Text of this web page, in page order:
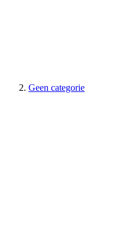
Geen categorie